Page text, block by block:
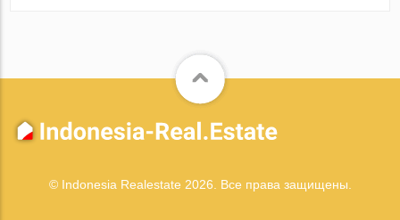
© Indonesia Realestate 2026. Все права защищены.